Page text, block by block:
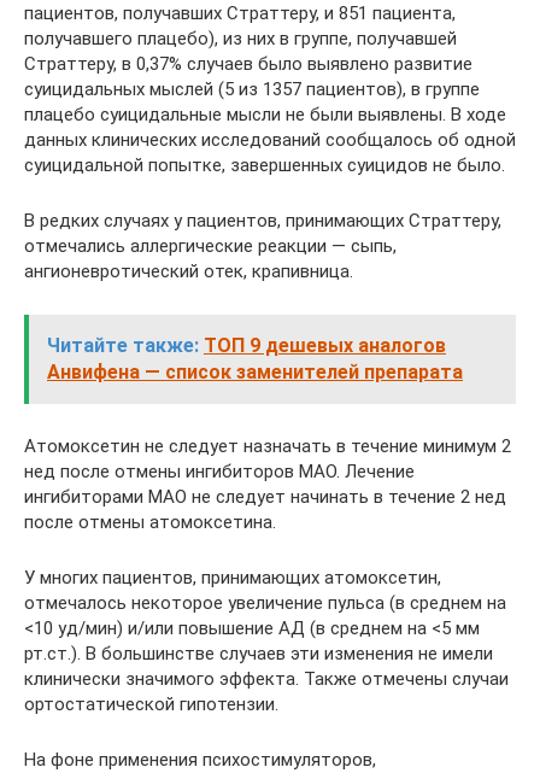
пациентов, получавших Страттеру, и 851 пациента,
получавшего плацебо), из них в группе, получавшей
Страттеру, в 0,37% случаев было выявлено развитие
суицидальных мыслей (5 из 1357 пациентов), в группе
плацебо суицидальные мысли не были выявлены. В ходе
данных клинических исследований сообщалось об одной
суицидальной попытке, завершенных суицидов не было.
В редких случаях у пациентов, принимающих Страттеру,
отмечались аллергические реакции — сыпь,
ангионевротический отек, крапивница.
Читайте также: ТОП 9 дешевых аналогов
Анвифена — список заменителей препарата
Атомоксетин не следует назначать в течение минимум 2
нед после отмены ингибиторов МАО. Лечение
ингибиторами МАО не следует начинать в течение 2 нед
после отмены атомоксетина.
У многих пациентов, принимающих атомоксетин,
отмечалось некоторое увеличение пульса (в среднем на
<10 уд/мин) и/или повышение АД (в среднем на <5 мм
рт.ст.). В большинстве случаев эти изменения не имели
клинически значимого эффекта. Также отмечены случаи
ортостатической гипотензии.
На фоне применения психостимуляторов,